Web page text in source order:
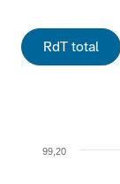
RdT total
99,20